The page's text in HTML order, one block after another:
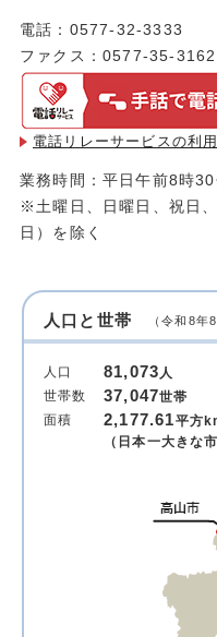
電話：0577-32-3333
ファクス：0577-35-3162
電話リレーサービスの利
業務時間：平日午前8時
※土曜日、日曜日、祝日
日）を除く
人口と世帯 （令和8年
人口 81,073人
世帯数
37,047世帯
面積
2,177.61平方
（日本一大きな市